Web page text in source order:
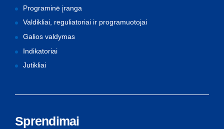
Programinė įranga
Valdikliai, reguliatoriai ir programuotojai
Galios valdymas
Indikatoriai
Jutikliai
Sprendimai